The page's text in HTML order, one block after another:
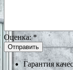
Оценка:*
Гарантия